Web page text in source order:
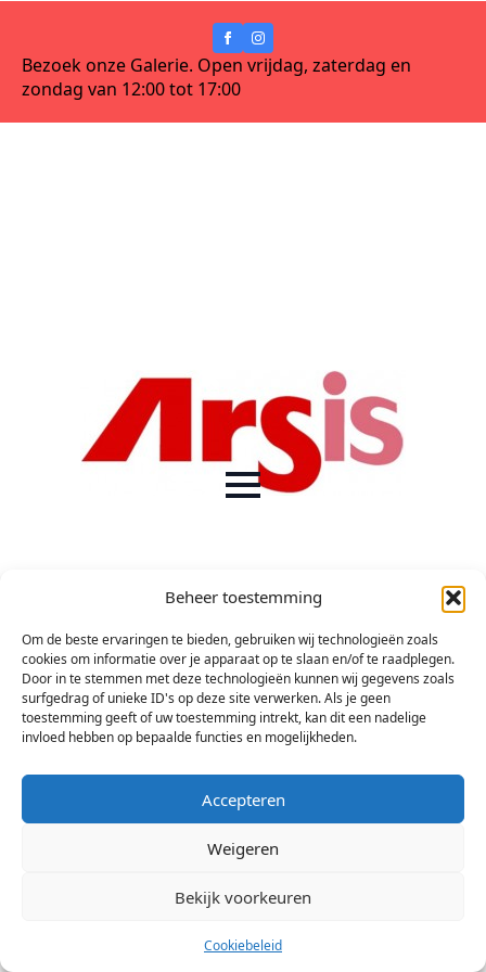
Beheer toestemming
Om de beste ervaringen te bieden, gebruiken wij technologieën zoals
cookies om informatie over je apparaat op te slaan en/of te raadplegen.
Door in te stemmen met deze technologieën kunnen wij gegevens zoals
surfgedrag of unieke ID's op deze site verwerken. Als je geen
toestemming geeft of uw toestemming intrekt, kan dit een nadelige
invloed hebben op bepaalde functies en mogelijkheden.
Accepteren
Weigeren
Bekijk voorkeuren
Cookiebeleid
Bezoek onze Galerie. Open vrijdag, zaterdag en
zondag van 12:00 tot 17:00
© 2026 Stichting Arsis Kunst en Societeit